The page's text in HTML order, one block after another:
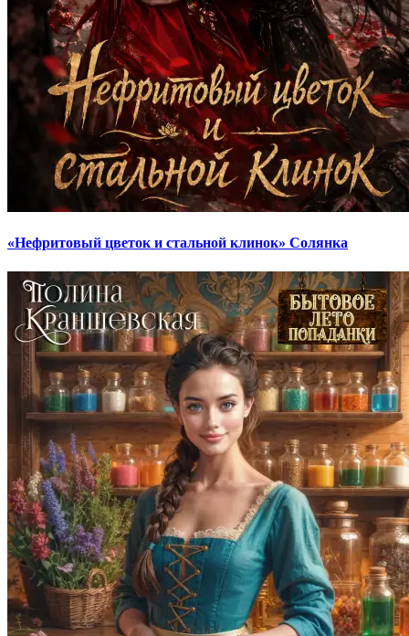
«Нефритовый цветок и стальной клинок» Солянка